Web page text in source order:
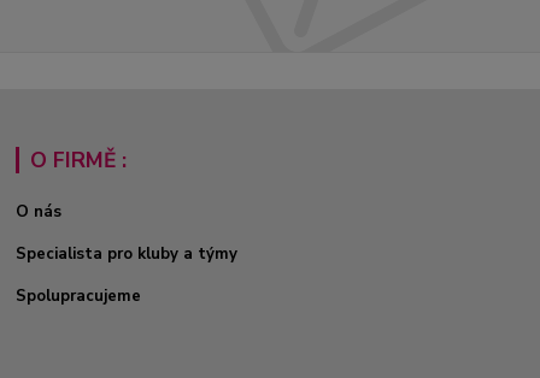
O FIRMĚ :
O nás
Specialista pro kluby a týmy
Spolupracujeme